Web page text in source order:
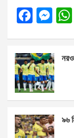
F
b
o
o
k
M
n
g
er
৯৬